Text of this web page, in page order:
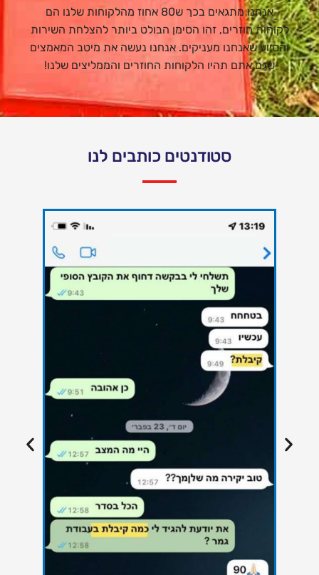
אנחנו מתגאים בכך ש80 אחוז מהלקוחות שלנו הם
לקוחות חוזרים, זהו הסימן הבולט ביותר להצלחת השירות
והסיוע שאנחנו מעניקים. אנחנו נעשה את מיטב המאמצים
שגם אתם תהיו הלקוחות החוזרים והממליצים שלנו!
סטודנטים כותבים לנו